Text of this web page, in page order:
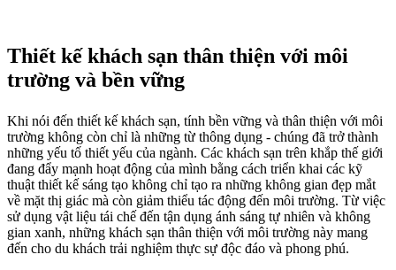
Thiết kế khách sạn thân thiện với môi
trường và bền vững
Khi nói đến thiết kế khách sạn, tính bền vững và thân thiện với môi
trường không còn chỉ là những từ thông dụng - chúng đã trở thành
những yếu tố thiết yếu của ngành. Các khách sạn trên khắp thế giới
đang đẩy mạnh hoạt động của mình bằng cách triển khai các kỹ
thuật thiết kế sáng tạo không chỉ tạo ra những không gian đẹp mắt
về mặt thị giác mà còn giảm thiểu tác động đến môi trường. Từ việc
sử dụng vật liệu tái chế đến tận dụng ánh sáng tự nhiên và không
gian xanh, những khách sạn thân thiện với môi trường này mang
đến cho du khách trải nghiệm thực sự độc đáo và phong phú.